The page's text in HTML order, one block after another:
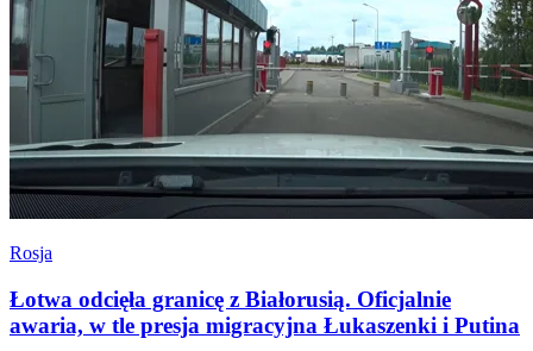
Rosja
Łotwa odcięła granicę z Białorusią. Oficjalnie
awaria, w tle presja migracyjna Łukaszenki i Putina